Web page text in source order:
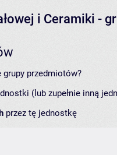
i Ceramiki -
przedmiotów?
(lub zupełnie inną
przez tę jednostkę